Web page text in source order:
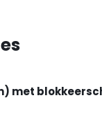
met